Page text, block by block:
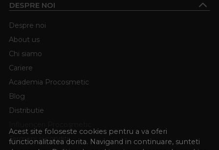
Acest site foloseste cookies pentru a va oferi
functionalitatea dorita. Navigand in continuare, sunteti
DESPRE NOI
Despre noi
About us
Chi siamo
Cariere
Academia Procosmetic
Blog
Distributie
Termeni si conditii